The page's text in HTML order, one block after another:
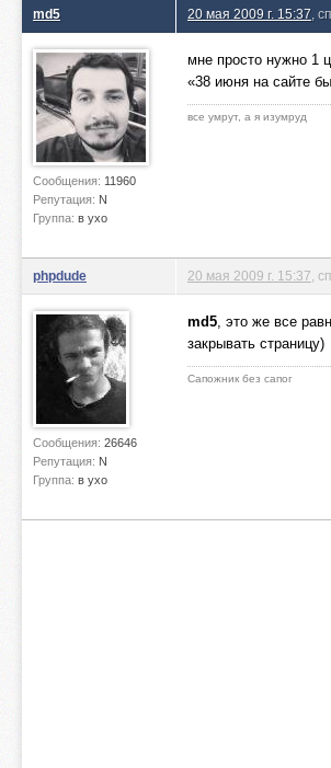
md5
Сообщения: 11960
Репутация: N
Группа: в ухо
20 мая 2009 г. 15:37 ,
мне просто нужно 1
«38 июня на сайте
все умрут, а я изумруд
phpdude
Сообщения: 26646
Репутация: N
Группа: в ухо
20 мая 2009 г. 15:37 ,
md5, это же все
закрывать страницу)
Сапожник без сапог